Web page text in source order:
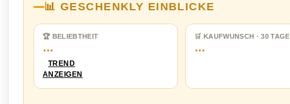
📊 GESCHENKLY EINBLICKE
🏆 BELIEBTHEIT
…
TREND
ANZEIGEN
🛒 KAUFWUNSCH · 30 TAGE
…